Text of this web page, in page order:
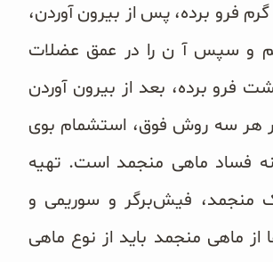
گرم فرو برده، پس از بیرون آوردن،
و سپس آ ن را در عمق عضلات
فرو برده، بعد از بیرون آوردن
هر سه روش فوق، استشمام بوی
فساد ماهی منجمد است. تهیه
منجمد، فیش‌برگر و سوریمی و
از ماهی منجمد باید از نوع ماهی